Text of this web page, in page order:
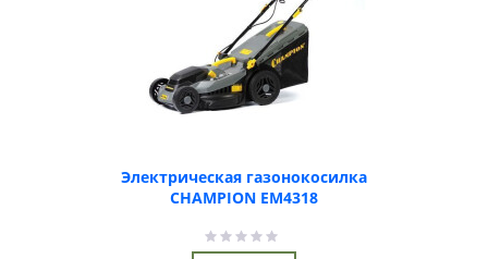
Электрическая газонокосилка
CHAMPION EM4318